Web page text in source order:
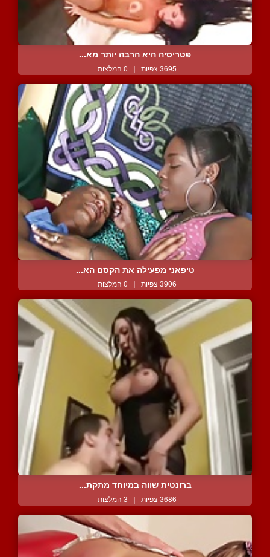
פטריסיה היא הרבה יותר מא...
3695 צפיות | 0 המלצות
טיפאני מפעילה את הקסם הא...
3906 צפיות | 0 המלצות
ברונטית שווה במיוחד מתקת...
3686 צפיות | 3 המלצות